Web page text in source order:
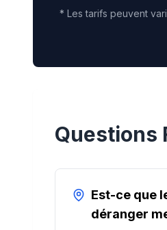
* Les tarifs peuvent
Questions
Est-ce que
déranger